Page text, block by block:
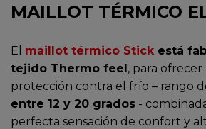
MAILLOT TÉRMICO
El maillot térmico Stick está
tejido Thermo feel, para ofrecer
protección contra el frío – rango
entre 12 y 20 grados -
perfecta sensación de confort y